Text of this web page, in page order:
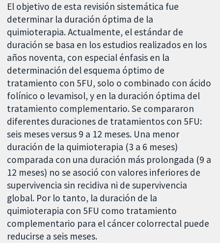
El objetivo de esta revisión sistemática fue
determinar la duración óptima de la
quimioterapia. Actualmente, el estándar de
duración se basa en los estudios realizados en los
años noventa, con especial énfasis en la
determinación del esquema óptimo de
tratamiento con 5FU, solo o combinado con ácido
folínico o levamisol, y en la duración óptima del
tratamiento complementario. Se compararon
diferentes duraciones de tratamientos con 5FU:
seis meses versus 9 a 12 meses. Una menor
duración de la quimioterapia (3 a 6 meses)
comparada con una duración más prolongada (9 a
12 meses) no se asoció con valores inferiores de
supervivencia sin recidiva ni de supervivencia
global. Por lo tanto, la duración de la
quimioterapia con 5FU como tratamiento
complementario para el cáncer colorrectal puede
reducirse a seis meses.